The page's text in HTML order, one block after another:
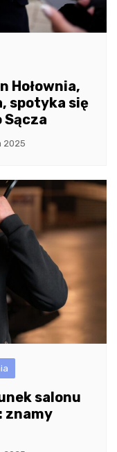
Hołownia,
spotyka się
Sącza
2025
salonu
znamy